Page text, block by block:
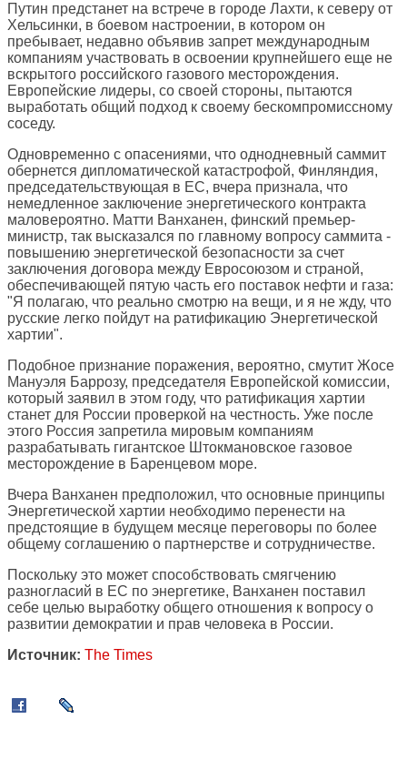
Путин предстанет на встрече в городе Лахти, к северу от
Хельсинки, в боевом настроении, в котором он
пребывает, недавно объявив запрет международным
компаниям участвовать в освоении крупнейшего еще не
вскрытого российского газового месторождения.
Европейские лидеры, со своей стороны, пытаются
выработать общий подход к своему бескомпромиссному
соседу.
Одновременно с опасениями, что однодневный саммит
обернется дипломатической катастрофой, Финляндия,
председательствующая в ЕС, вчера признала, что
немедленное заключение энергетического контракта
маловероятно. Матти Ванханен, финский премьер-
министр, так высказался по главному вопросу саммита -
повышению энергетической безопасности за счет
заключения договора между Евросоюзом и страной,
обеспечивающей пятую часть его поставок нефти и газа:
"Я полагаю, что реально смотрю на вещи, и я не жду, что
русские легко пойдут на ратификацию Энергетической
хартии".
Подобное признание поражения, вероятно, смутит Жосе
Мануэля Баррозу, председателя Европейской комиссии,
который заявил в этом году, что ратификация хартии
станет для России проверкой на честность. Уже после
этого Россия запретила мировым компаниям
разрабатывать гигантское Штокмановское газовое
месторождение в Баренцевом море.
Вчера Ванханен предположил, что основные принципы
Энергетической хартии необходимо перенести на
предстоящие в будущем месяце переговоры по более
общему соглашению о партнерстве и сотрудничестве.
Поскольку это может способствовать смягчению
разногласий в ЕС по энергетике, Ванханен поставил
себе целью выработку общего отношения к вопросу о
развитии демократии и прав человека в России.
Источник: The Times